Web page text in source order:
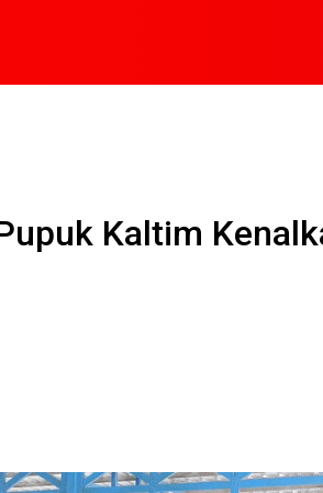
Kaltim